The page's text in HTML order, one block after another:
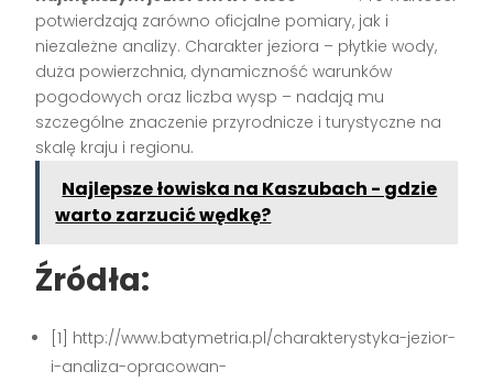
potwierdzają zarówno oficjalne pomiary, jak i
niezależne analizy. Charakter jeziora – płytkie wody,
duża powierzchnia, dynamiczność warunków
pogodowych oraz liczba wysp – nadają mu
szczególne znaczenie przyrodnicze i turystyczne na
skalę kraju i regionu.
Najlepsze łowiska na Kaszubach - gdzie
warto zarzucić wędkę?
Źródła:
[1] http://www.batymetria.pl/charakterystyka-jezior-
i-analiza-opracowan-